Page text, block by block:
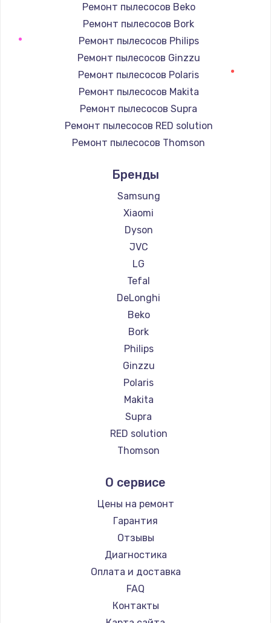
Ремонт пылесосов Beko
Ремонт пылесосов Bork
Ремонт пылесосов Philips
Ремонт пылесосов Ginzzu
Ремонт пылесосов Polaris
Ремонт пылесосов Makita
Ремонт пылесосов Supra
Ремонт пылесосов RED solution
Ремонт пылесосов Thomson
Ремонт пылесосов lydsto
Ремонт пылесосов Atvel
Ремонт пылесосов Tineco
Ремонт пылесосов Tuvio
Ремонт пылесосов Clever clean
Ремонт пылесосов DEXP
Ремонт пылесосов Haier
Ремонт пылесосов Pioneer
Ремонт пылесосов Electrolux
Ремонт пылесосов Grundig
Ремонт пылесосов BBK
Ремонт пылесосов Scarlett
Ремонт пылесосов Kyvol
Ремонт пылесосов Eigen
Ремонт пылесосов Honor
Ремонт пылесосов Qyron
Ремонт пылесосов Doffler
Ремонт пылесосов Bosch
Ремонт пылесосов Elitech
Ремонт пылесосов STIHL
Ремонт пылесосов Kirby
Бренды
Samsung
Xiaomi
Dyson
JVC
LG
Tefal
DeLonghi
Beko
Bork
Philips
Ginzzu
Polaris
Makita
Supra
RED solution
Thomson
lydsto
Atvel
Tineco
Tuvio
Clever clean
DEXP
Haier
Pioneer
Electrolux
О сервисе
Цены на ремонт
Гарантия
Отзывы
Диагностика
Оплата и доставка
FAQ
Контакты